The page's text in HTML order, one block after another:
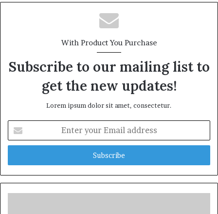
With Product You Purchase
Subscribe to our mailing list to
get the new updates!
Lorem ipsum dolor sit amet, consectetur.
your
Email